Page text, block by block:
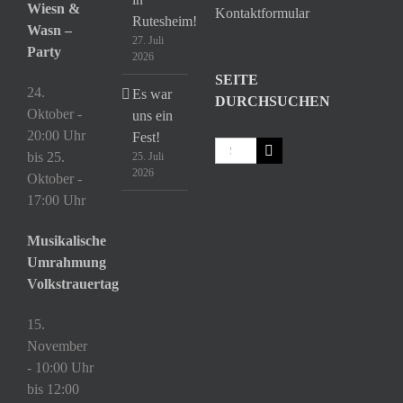
Wiesn &
Wasn –
Party
24.
Oktober -
20:00 Uhr
bis 25.
Oktober -
17:00 Uhr
Musikalische
Umrahmung
Volkstrauertag
15.
November
- 10:00 Uhr
bis 12:00
Rutesheim!
27. Juli
2026
Es war
uns ein
Fest!
25. Juli
2026
Kontaktformular
SEITE
DURCHSUCHEN
Suche
nach: